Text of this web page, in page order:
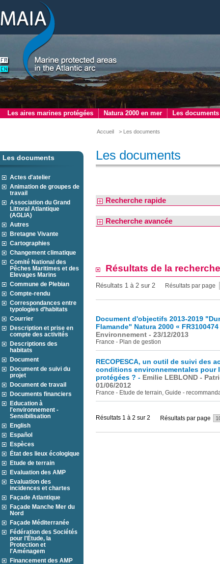
Les aires marines protégées Natura 2000 en mer Les documents
Accueil > Les documents
Les documents
Actes d'atelier
Animation de groupes de
travail
Association du Grand
Littoral Atlantique
(AGLIA)
Autres
Bretagne Vivante
Cartographies
Changement climatique
Comité National des
Pêches Maritimes et des
Elevages Marins
Commune de Plebian
Compte-rendu
Correspondances entre
typologies d’habitats
Courrier
Description et prise en
compte des activités
Descriptions des
habitats
Document
Document de suivi du
projet
Document de travail
Documents financiers
Education à
l'environnement -
Sensibilisation
English
Español
Espèces
État des lieux écologique
Etude de terrain
Evaluation des AMP
Evaluation des
incidences et chartes
Façade Atlantique
Façade Manche Mer du
Nord
Façade Méditerranée
Fédération des Sociétés
pour l'Étude, la
Protection et
l'Aménagem
Financement des AMP
Les documents
Recherche rapide
Recherche avancée
Résultats de la recherche
Résultats 1 à 2 sur 2 Résultats par page
Document d'objectifs 2013-2019
Flamande" Natura 2000 «
Environnement - 23/12/2013
France - Plan de gestion
RECOPESCA, un outil de suivi des
conditions environnementales pour
protégées ? - Emilie LEBLOND -
01/06/2012
France - Etude de terrain, Guide -
Résultats 1 à 2 sur 2 Résultats par page